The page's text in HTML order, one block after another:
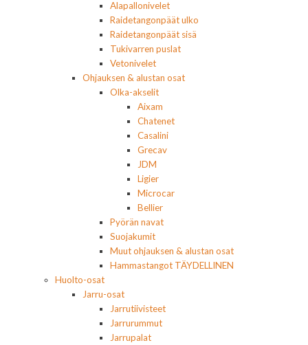
Alapallonivelet
Raidetangonpäät ulko
Raidetangonpäät sisä
Tukivarren puslat
Vetonivelet
Ohjauksen & alustan osat
Olka-akselit
Aixam
Chatenet
Casalini
Grecav
JDM
Ligier
Microcar
Bellier
Pyörän navat
Suojakumit
Muut ohjauksen & alustan osat
Hammastangot TÄYDELLINEN
Huolto-osat
Jarru-osat
Jarrutiivisteet
Jarrurummut
Jarrupalat